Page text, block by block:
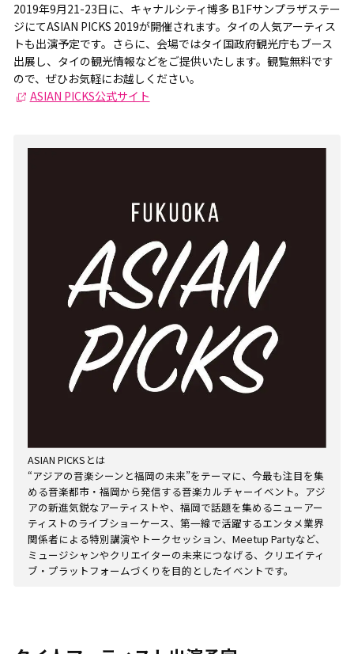
2019年9月21-23日に、キャナルシティ博多 B1Fサンプラザステー
ジにてASIAN PICKS 2019が開催されます。タイの人気アーティス
トも出演予定です。さらに、会場ではタイ国政府観光庁もブース
出展し、タイの観光情報などをご提供いたします。観覧無料です
ので、ぜひお気軽にお越しください。
ASIAN PICKS公式サイト
ASIAN PICKSとは
“アジアの音楽シーンと福岡の未来”をテーマに、今最も注目を集
める音楽都市・福岡から発信する音楽カルチャーイベント。アジ
アの新進気鋭なアーティストや、福岡で話題を集めるニューアー
ティストのライブショーケース、第一線で活躍するエンタメ業界
関係者による特別講演やトークセッション、Meetup Partyなど、
ミュージシャンやクリエイターの未来につなげる、クリエイティ
ブ・プラットフォームづくりを目的としたイベントです。